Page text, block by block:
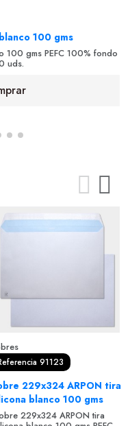
100 gms
100 gms PEFC 100% fondo
uds.
91123
229x324 ARPON tira
blanco 100 gms
229x324 ARPON tira